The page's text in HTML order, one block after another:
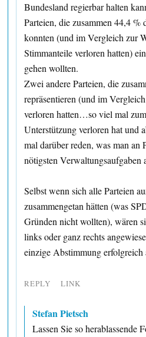
Bundesland regierbar halten
Parteien, die zusammen 44,4 %
konnten (und im Vergleich zur
Stimmanteile verloren hatten)
gehen wollten.
Zwei andere Parteien, die
repräsentieren (und im
verloren hatten…so viel mal
Unterstützung verloren hat und
mal darüber reden, was man an
nötigsten Verwaltungsaufgaben
Selbst wenn sich alle Parteien
zusammengetan hätten (was
Gründen nicht wollten), wären
links oder ganz rechts
einzige Abstimmung erfolgreich
REPLY LINK
Stefan Pietsch
Lassen Sie so herablassende